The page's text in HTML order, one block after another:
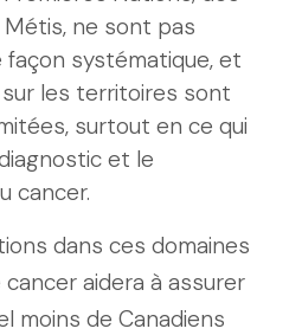
ne sont pas
façon systématique, et
les territoires sont
surtout en ce qui
et le
cancer.
dans ces domaines
aidera à assurer
moins de Canadiens